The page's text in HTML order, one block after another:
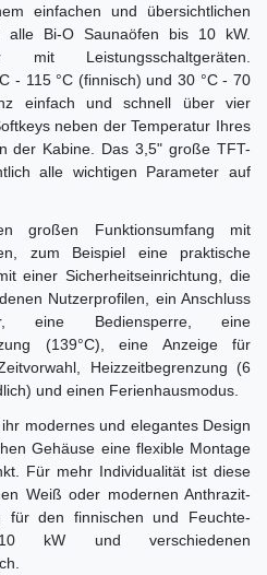
einfachen und übersichtlichen
alle Bi-O Saunaöfen bis 10 kW.
mit Leistungsschaltgeräten.
- 115 °C (finnisch) und 30 °C - 70
einfach und schnell über vier
neben der Temperatur Ihres
der Kabine. Das 3,5" große TFT-
alle wichtigen Parameter auf
großen Funktionsumfang mit
zum Beispiel eine praktische
einer Sicherheitseinrichtung, die
Nutzerprofilen, ein Anschluss
Bediensperre, eine
(139°C), eine Anzeige für
Heizzeitbegrenzung (6
und einen Ferienhausmodus.
modernes und elegantes Design
Gehäuse eine flexible Montage
Für mehr Individualität ist diese
Weiß oder modernen Anthrazit-
für den finnischen und Feuchte-
kW und verschiedenen